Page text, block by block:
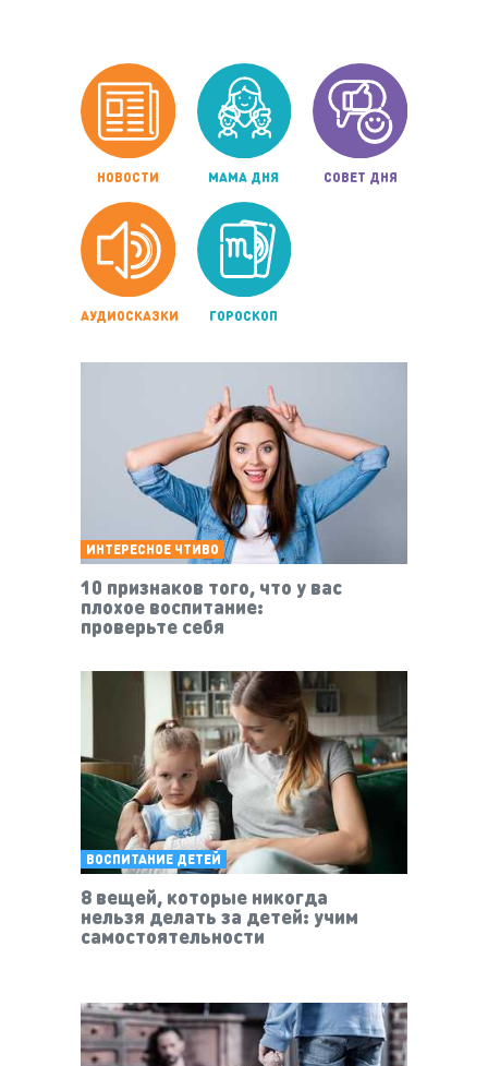
НОВОСТИ МАМА ДНЯ СОВЕТ ДНЯ
АУДИОСКАЗКИ ГОРОСКОП
ИНТЕРЕСНОЕ ЧТИВО
10 признаков того, что у вас
плохое воспитание:
проверьте себя
ВОСПИТАНИЕ ДЕТЕЙ
8 вещей, которые никогда
нельзя делать за детей: учим
самостоятельности